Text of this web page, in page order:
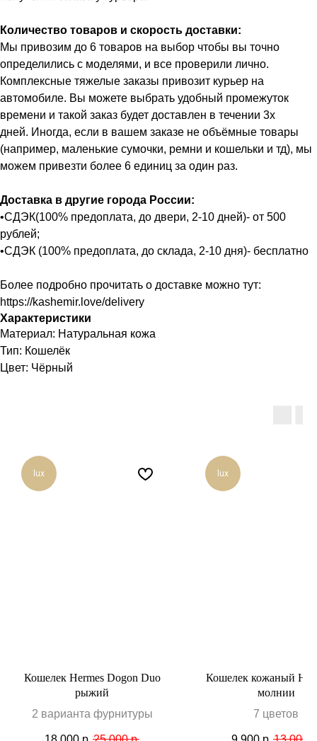
Количество товаров и скорость доставки:
Мы привозим до 6 товаров на выбор чтобы вы точно
определились с моделями, и все проверили лично.
Комплексные тяжелые заказы привозит курьер на
автомобиле. Вы можете выбрать удобный промежуток
времени и такой заказ будет доставлен в течении 3х
дней. Иногда, если в вашем заказе не объёмные товары
(например, маленькие сумочки, ремни и кошельки и тд), мы
можем привезти более 6 единиц за один раз.
Доставка в другие города России:
•СДЭК(100% предоплата, до двери, 2-10 дней)- от 500
рублей;
•СДЭК (100% предоплата, до склада, 2-10 дня)- бесплатно
Более подробно прочитать о доставке можно тут:
https://kashemir.love/delivery
Характеристики
Материал: Натуральная кожа
Тип: Кошелёк
Цвет: Чёрный
lux
Кошелек Hermes Dogon Duo
рыжий
2 варианта фурнитуры
lux
Кошелек кожаный
молнии
7 цветов